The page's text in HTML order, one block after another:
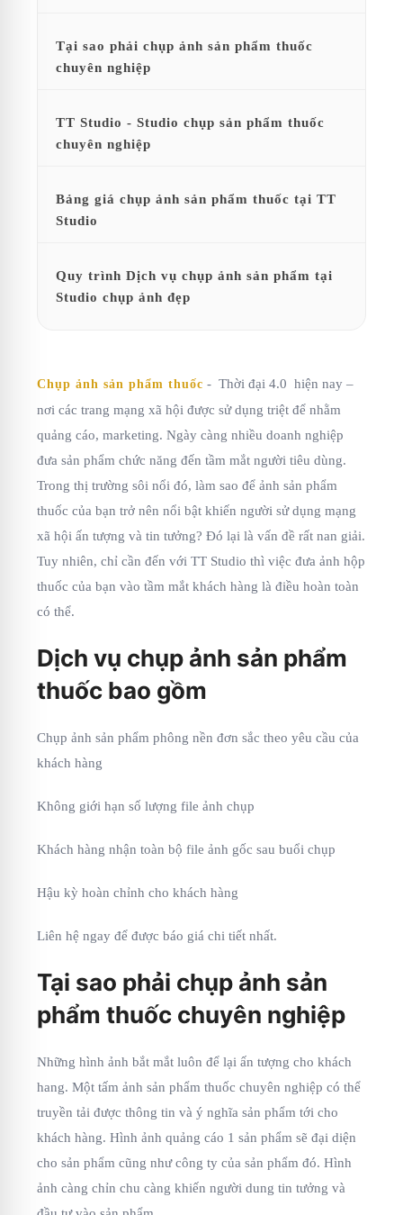
Tại sao phải chụp ảnh sản phẩm thuốc
chuyên nghiệp
TT Studio - Studio chụp sản phẩm thuốc
chuyên nghiệp
Bảng giá chụp ảnh sản phẩm thuốc tại TT
Studio
Quy trình Dịch vụ chụp ảnh sản phẩm tại
Studio chụp ảnh đẹp
Chụp ảnh sản phẩm thuốc - Thời đại 4.0 hiện nay –
nơi các trang mạng xã hội được sử dụng triệt để nhằm
quảng cáo, marketing. Ngày càng nhiều doanh nghiệp
đưa sản phẩm chức năng đến tầm mắt người tiêu dùng.
Trong thị trường sôi nổi đó, làm sao để ảnh sản phẩm
thuốc của bạn trở nên nổi bật khiến người sử dụng mạng
xã hội ấn tượng và tin tưởng? Đó lại là vấn đề rất nan giải.
Tuy nhiên, chỉ cần đến với TT Studio thì việc đưa ảnh hộp
thuốc của bạn vào tầm mắt khách hàng là điều hoàn toàn
có thể.
Dịch vụ chụp ảnh sản phẩm
thuốc bao gồm
Chụp ảnh sản phẩm phông nền đơn sắc theo yêu cầu của
khách hàng
Không giới hạn số lượng file ảnh chụp
Khách hàng nhận toàn bộ file ảnh gốc sau buổi chụp
Hậu kỳ hoàn chỉnh cho khách hàng
Liên hệ ngay để được báo giá chi tiết nhất.
Tại sao phải chụp ảnh sản
phẩm thuốc chuyên nghiệp
Những hình ảnh bắt mắt luôn để lại ấn tượng cho khách
hang. Một tấm ảnh sản phẩm thuốc chuyên nghiệp có thể
truyền tải được thông tin và ý nghĩa sản phẩm tới cho
khách hàng. Hình ảnh quảng cáo 1 sản phẩm sẽ đại diện
cho sản phẩm cũng như công ty của sản phẩm đó. Hình
ảnh càng chỉn chu càng khiến người dung tin tưởng và